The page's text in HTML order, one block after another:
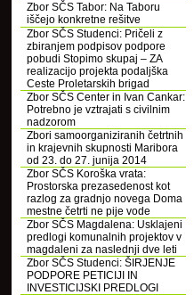
Zbor SČS Tabor: Na Taboru
iščejo konkretne rešitve
Zbor SČS Studenci: Pričeli z
zbiranjem podpisov podpore
pobudi Stopimo skupaj – ZA
realizacijo projekta podaljška
Ceste Proletarskih brigad
Zbor SČS Center in Ivan Cankar:
Potrebno je vztrajati s civilnim
nadzorom
Zbori samoorganiziranih četrtnih
in krajevnih skupnosti Maribora
od 23. do 27. junija 2014
Zbor SČS Koroška vrata:
Prostorska prezasedenost kot
razlog za gradnjo novega Doma
mestne četrti ne pije vode
Zbor SČS Magdalena: Usklajeni
predlogi komunalnih projektov v
magdaleni za naslednji dve leti
Zbor SČS Studenci: ŠIRJENJE
PODPORE PETICIJI IN
INVESTICIJSKI PREDLOGI